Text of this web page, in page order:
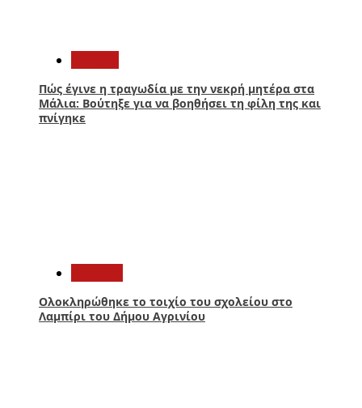
Πώς έγινε η τραγωδία με την νεκρή μητέρα στα
Μάλια: Βούτηξε για να βοηθήσει τη φίλη της και
πνίγηκε
Ολοκληρώθηκε το τοιχίο του σχολείου στο
Λαμπίρι του Δήμου Αγρινίου